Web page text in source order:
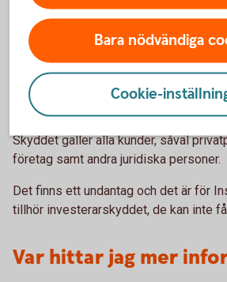
investeringstjänst utförs.
tillgångar inom det individuella
Vilka omfattas av
investerarskyddet?
Skyddet gäller alla kunder, såväl
företag samt andra juridiska personer.
Det finns ett undantag och det är för
tillhör investerarskyddet, de kan inte
Var hittar jag mer
Bara nödvändiga
Cookie-